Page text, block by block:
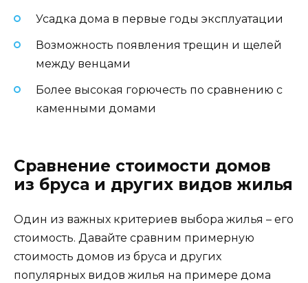
Усадка дома в первые годы эксплуатации
Возможность появления трещин и щелей
между венцами
Более высокая горючесть по сравнению с
каменными домами
Сравнение стоимости домов
из бруса и других видов жилья
Один из важных критериев выбора жилья – его
стоимость. Давайте сравним примерную
стоимость домов из бруса и других
популярных видов жилья на примере дома